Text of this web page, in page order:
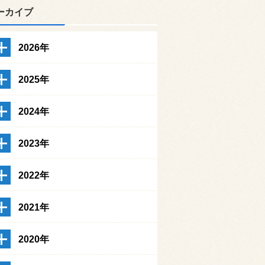
カイブ
2026年
2025年
2024年
2023年
2022年
2021年
2020年